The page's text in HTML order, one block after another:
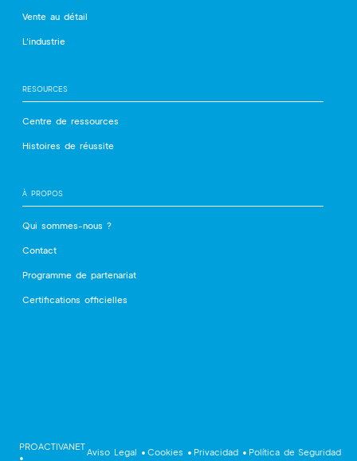
Vente au détail
L'industrie
RESOURCES
Centre de ressources
Histoires de réussite
À PROPOS
Qui sommes-nous ?
Contact
Programme de partenariat
Certifications officielles
PROACTIVANET
•
Aviso Legal • Cookies • Privacidad • Política de Seguridad